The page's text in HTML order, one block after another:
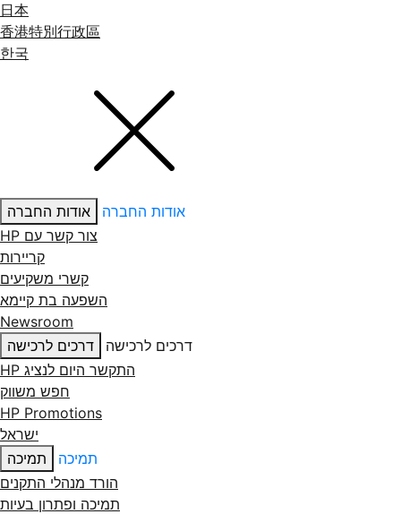
日本
香港特別行政區
한국
אודות החברה
אודות החברה
צור קשר עם ‏HP
קריירות
קשרי משקיעים
השפעה בת קיימא
Newsroom
דרכים לרכישה
דרכים לרכישה
התקשר היום לנציג HP
חפש משווק
HP Promotions
ישראל
תמיכה
תמיכה
הורד מנהלי התקנים
תמיכה ופתרון בעיות